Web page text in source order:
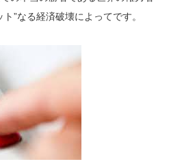
”なる経済破壊によってです。